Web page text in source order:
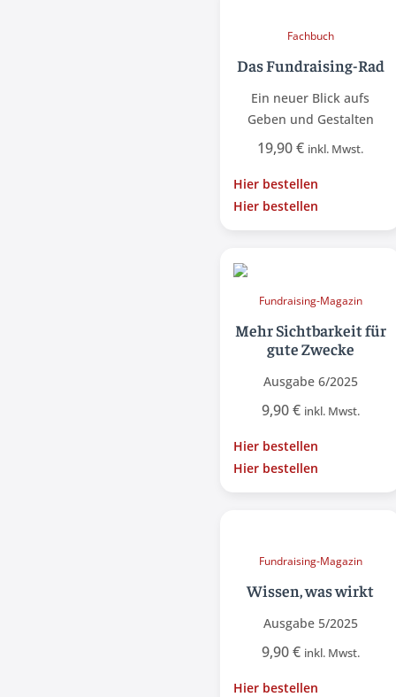
Fachbuch
Das Fundraising-Rad
Ein neuer Blick aufs
Geben und Gestalten
19,90€ inkl. Mwst.
Hier bestellen
Hier bestellen
Fundraising-Magazin
Mehr Sichtbarkeit für
gute Zwecke
Ausgabe 6/2025
9,90€ inkl. Mwst.
Hier bestellen
Hier bestellen
Fundraising-Magazin
Wissen, was wirkt
Ausgabe 5/2025
9,90€ inkl. Mwst.
Hier bestellen